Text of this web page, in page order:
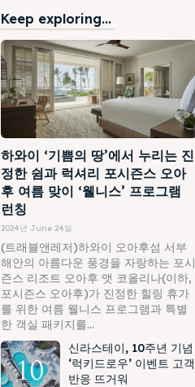
Keep exploring...
하와이 ‘기쁨의 땅’에서 누리는 진
정한 쉼과 럭셔리 포시즌스 오아
후 여름 맞이 ‘웰니스’ 프로그램
런칭
2024년 June 24일
(트래블앤레저)하와이 오아후섬 서부
해안의 아름다운 풍경을 자랑하는 포시
즌스 리조트 오아후 앳 코올리나(이하,
포시즌스 오아후)가 진정한 힐링 휴가
를 위한 여름 웰니스 프로그램과 특별
한 객실 패키지를...
신라스테이, 10주년 기념
‘럭키드로우’ 이벤트 고객
반응 뜨거워